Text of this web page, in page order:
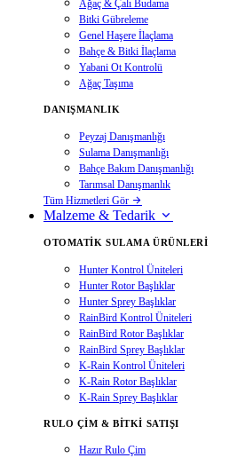
Ağaç & Çalı Budama
Bitki Gübreleme
Genel Haşere İlaçlama
Bahçe & Bitki İlaçlama
Yabani Ot Kontrolü
Ağaç Taşıma
DANIŞMANLIK
Peyzaj Danışmanlığı
Sulama Danışmanlığı
Bahçe Bakım Danışmanlığı
Tarımsal Danışmanlık
Tüm Hizmetleri Gör
Malzeme & Tedarik
OTOMATIK SULAMA ÜRÜNLERI
Hunter Kontrol Üniteleri
Hunter Rotor Başlıklar
Hunter Sprey Başlıklar
RainBird Kontrol Üniteleri
RainBird Rotor Başlıklar
RainBird Sprey Başlıklar
K-Rain Kontrol Üniteleri
K-Rain Rotor Başlıklar
K-Rain Sprey Başlıklar
RULO ÇIM & BITKI SATIŞI
Hazır Rulo Çim